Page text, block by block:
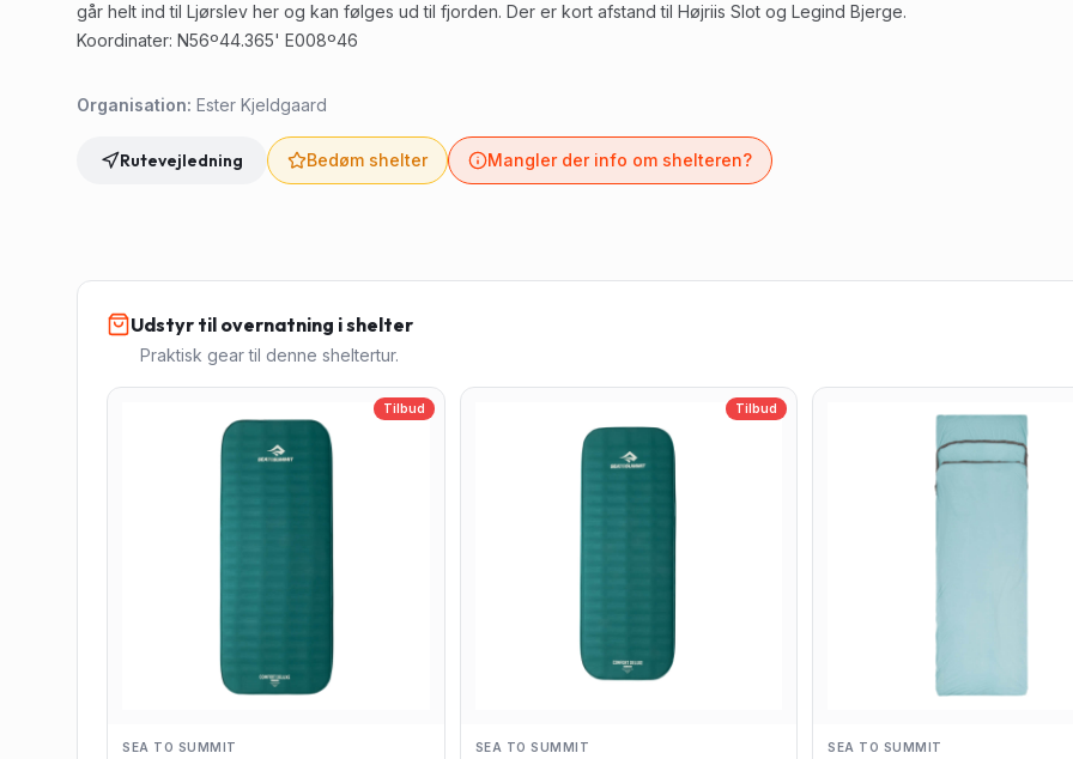
går helt ind til Ljørslev her og kan følges ud til fjorden. Der er kort afstand til Højriis Slot og Legind Bjerge.
Koordinater: N56º44.365' E008º46
Organisation: Ester Kjeldgaard
Rutevejledning Bedøm shelter Mangler der info om shelteren?
Udstyr til overnatning i shelter
Praktisk gear til denne sheltertur.
Tilbud
SEA TO SUMMIT
Tilbud
SEA TO SUMMIT SEA TO SUMMIT